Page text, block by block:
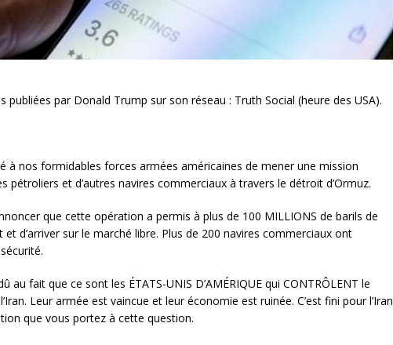
publiées par Donald Trump sur son réseau : Truth Social (heure des USA).
à nos formidables forces armées américaines de mener une mission
pétroliers et d’autres navires commerciaux à travers le détroit d’Ormuz.
que cette opération a permis à plus de 100 MILLIONS de barils de
d’arriver sur le marché libre. Plus de 200 navires commerciaux ont
au fait que ce sont les ÉTATS-UNIS D’AMÉRIQUE qui CONTRÔLENT le
Leur armée est vaincue et leur économie est ruinée. C’est fini pour l’Iran
que vous portez à cette question.